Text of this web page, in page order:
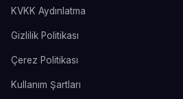
KVKK Aydınlatma
Gizlilik Politikası
Çerez Politikası
Kullanım Şartları